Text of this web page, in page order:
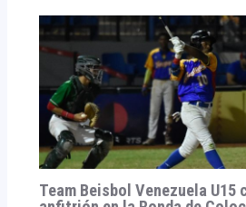
Team Beisbol Venezuela U15